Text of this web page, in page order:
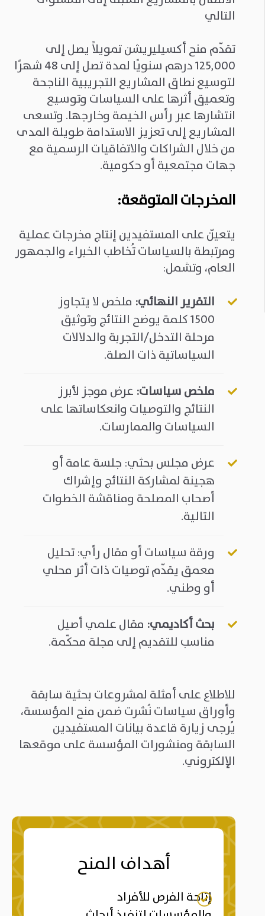
التالي
تقدّم منح أكسيليريشن تمويلاً يصل إلى
125,000 درهم سنويًا لمدة تصل إلى 48 شهرًا
لتوسيع نطاق المشاريع التجريبية الناجحة
وتعميق أثرها على السياسات وتوسيع
انتشارها عبر رأس الخيمة وخارجها. وتسعى
المشاريع إلى تعزيز الاستدامة طويلة المدى
من خلال الشراكات والاتفاقيات الرسمية مع
جهات مجتمعية أو حكومية.
المخرجات المتوقعة:
يتعيّن على المستفيدين إنتاج مخرجات عملية
ومرتبطة بالسياسات تُخاطب الخبراء والجمهور
العام، وتشمل:
التقرير النهائي: ملخص لا يتجاوز
1500 كلمة يوضح النتائج وتوثيق
مرحلة التدخل/التجربة والدلالات
السياساتية ذات الصلة.
ملخص سياسات: عرض موجز لأبرز
النتائج والتوصيات وانعكاساتها على
السياسات والممارسات.
عرض مجلس بحثي: جلسة عامة أو
هجينة لمشاركة النتائج وإشراك
أصحاب المصلحة ومناقشة الخطوات
التالية.
ورقة سياسات أو مقال رأي: تحليل
معمق يقدّم توصيات ذات أثر محلي
أو وطني.
بحث أكاديمي: مقال علمي أصيل
مناسب للتقديم إلى مجلة محكّمة.
للاطلاع على أمثلة لمشروعات بحثية سابقة
وأوراق سياسات نُشرت ضمن منح المؤسسة،
يُرجى زيارة قاعدة بيانات المستفيدين
السابقة ومنشورات المؤسسة على موقعها
الإلكتروني.
أهداف المنح
إتاحة الفرص للأفراد